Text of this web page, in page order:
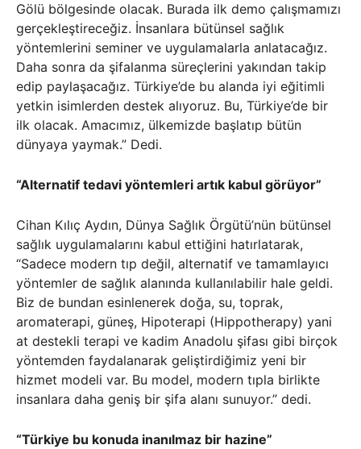
Gölü bölgesinde olacak. Burada ilk demo çalışmamızı
gerçekleştireceğiz. İnsanlara bütünsel sağlık
yöntemlerini seminer ve uygulamalarla anlatacağız.
Daha sonra da şifalanma süreçlerini yakından takip
edip paylaşacağız. Türkiye’de bu alanda iyi eğitimli
yetkin isimlerden destek alıyoruz. Bu, Türkiye’de bir
ilk olacak. Amacımız, ülkemizde başlatıp bütün
dünyaya yaymak.” Dedi.
“Alternatif tedavi yöntemleri artık kabul görüyor”
Cihan Kılıç Aydın, Dünya Sağlık Örgütü’nün bütünsel
sağlık uygulamalarını kabul ettiğini hatırlatarak,
“Sadece modern tıp değil, alternatif ve tamamlayıcı
yöntemler de sağlık alanında kullanılabilir hale geldi.
Biz de bundan esinlenerek doğa, su, toprak,
aromaterapi, güneş, Hipoterapi (Hippotherapy) yani
at destekli terapi ve kadim Anadolu şifası gibi birçok
yöntemden faydalanarak geliştirdiğimiz yeni bir
hizmet modeli var. Bu model, modern tıpla birlikte
insanlara daha geniş bir şifa alanı sunuyor.” dedi.
“Türkiye bu konuda inanılmaz bir hazine”